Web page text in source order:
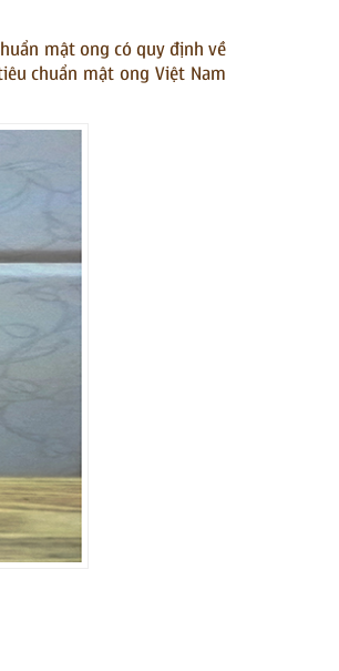
mật ong có quy định về
chuẩn mật ong Việt Nam